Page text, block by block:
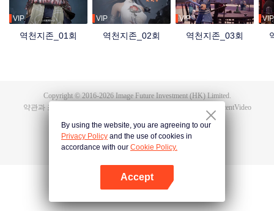
혼례 당일 약혼녀의 불륜을 목격하고 죽음 직전까지 몰리면서 전생의 기억을 각
성한다. 홍몽신태를 얻은 그는 폐물에서 절대적인 천재로 거듭나 전생의 공법으
옛 인연, 그리고 신계를 뒤흔든 배신의 진실까지…. 담운은 과연 모든 것을 되찾
VIP
역천지존_01회
VIP
역천지존_02회
VIP
역천지존_03회
VIP
Copyright © 2016-2026Image Future Investment (HK) Limited.
약관과 조항
TencentVideo
By using the website, you are agreeing to our
Privacy Policy and the use of cookies in
accordance with our Cookie Policy.
Accept